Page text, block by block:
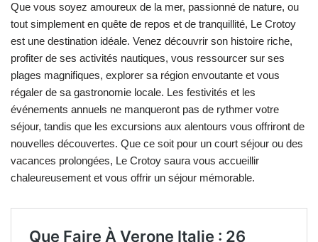
Que vous soyez amoureux de la mer, passionné de nature, ou
tout simplement en quête de repos et de tranquillité, Le Crotoy
est une destination idéale. Venez découvrir son histoire riche,
profiter de ses activités nautiques, vous ressourcer sur ses
plages magnifiques, explorer sa région envoutante et vous
régaler de sa gastronomie locale. Les festivités et les
événements annuels ne manqueront pas de rythmer votre
séjour, tandis que les excursions aux alentours vous offriront de
nouvelles découvertes. Que ce soit pour un court séjour ou des
vacances prolongées, Le Crotoy saura vous accueillir
chaleureusement et vous offrir un séjour mémorable.